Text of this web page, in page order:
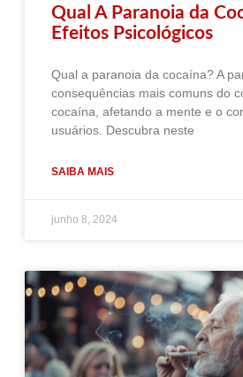
Qual A Paranoia da
Efeitos Psicológicos
Qual a paranoia da cocaína? A
consequências mais comuns do
cocaína, afetando a mente e o
usuários. Descubra neste
SAIBA MAIS
junho 8, 2024